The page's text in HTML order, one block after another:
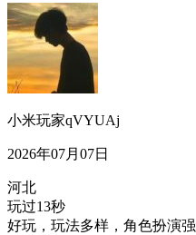
小米玩家qVYUAj
2026年07月07日
河北
玩过13秒
好玩，玩法多样，角色扮演强